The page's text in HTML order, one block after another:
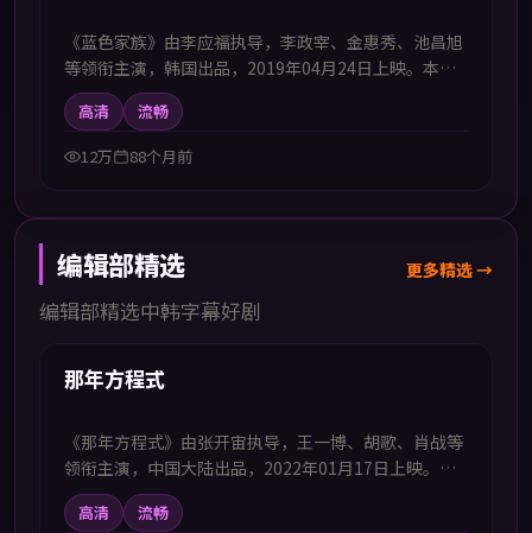
《蓝色家族》由李应福执导，李政宰、金惠秀、池昌旭
等领衔主演，韩国出品，2019年04月24日上映。本剧
集提供中韩双语字幕，支持1080P高清播放，属惊悚题
材，压迫感不断升级直至真相浮出水面，适合喜欢中韩
字幕电视剧高清播放的观众追看。
高清
流畅
12万
88个月前
编辑部精选
编辑部精选中韩字幕好剧
更多精选 →
首推
那年方程式
《那年方程式》由张开宙执导，王一博、胡歌、肖战等
领衔主演，中国大陆出品，2022年01月17日上映。本
影片提供中韩双语字幕，支持1080P高清播放，属剧情
题材，在细节中铺陈人物弧光与社会议题，适合喜欢中
高清
流畅